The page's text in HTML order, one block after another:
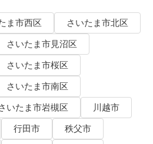
ま市西区
さいたま市北区
さいたま市見沼区
さいたま市桜区
さいたま市南区
いたま市岩槻区
川越市
行田市
秩父市